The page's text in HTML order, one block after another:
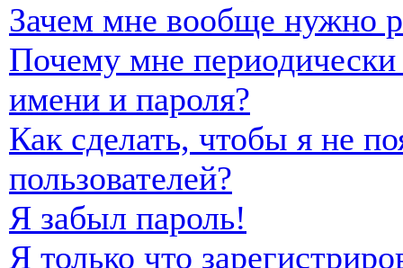
Зачем мне вообще нужно
Почему мне периодически
имени и пароля?
Как сделать, чтобы я не
пользователей?
Я забыл пароль!
Я только что